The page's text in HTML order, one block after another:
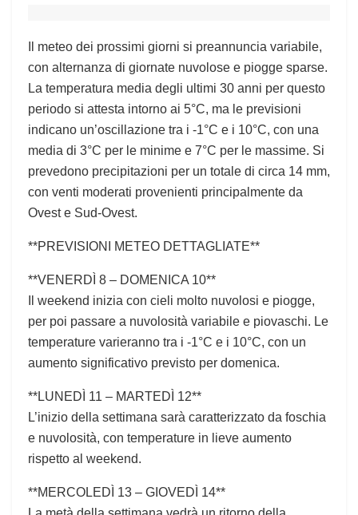
Il meteo dei prossimi giorni si preannuncia variabile,
con alternanza di giornate nuvolose e piogge sparse.
La temperatura media degli ultimi 30 anni per questo
periodo si attesta intorno ai 5°C, ma le previsioni
indicano un’oscillazione tra i -1°C e i 10°C, con una
media di 3°C per le minime e 7°C per le massime. Si
prevedono precipitazioni per un totale di circa 14 mm,
con venti moderati provenienti principalmente da
Ovest e Sud-Ovest.
**PREVISIONI METEO DETTAGLIATE**
**VENERDÌ 8 – DOMENICA 10**
Il weekend inizia con cieli molto nuvolosi e piogge,
per poi passare a nuvolosità variabile e piovaschi. Le
temperature varieranno tra i -1°C e i 10°C, con un
aumento significativo previsto per domenica.
**LUNEDÌ 11 – MARTEDÌ 12**
L’inizio della settimana sarà caratterizzato da foschia
e nuvolosità, con temperature in lieve aumento
rispetto al weekend.
**MERCOLEDÌ 13 – GIOVEDÌ 14**